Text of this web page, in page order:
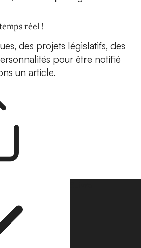
réel !
des projets législatifs, des
pour être notifié
un article.